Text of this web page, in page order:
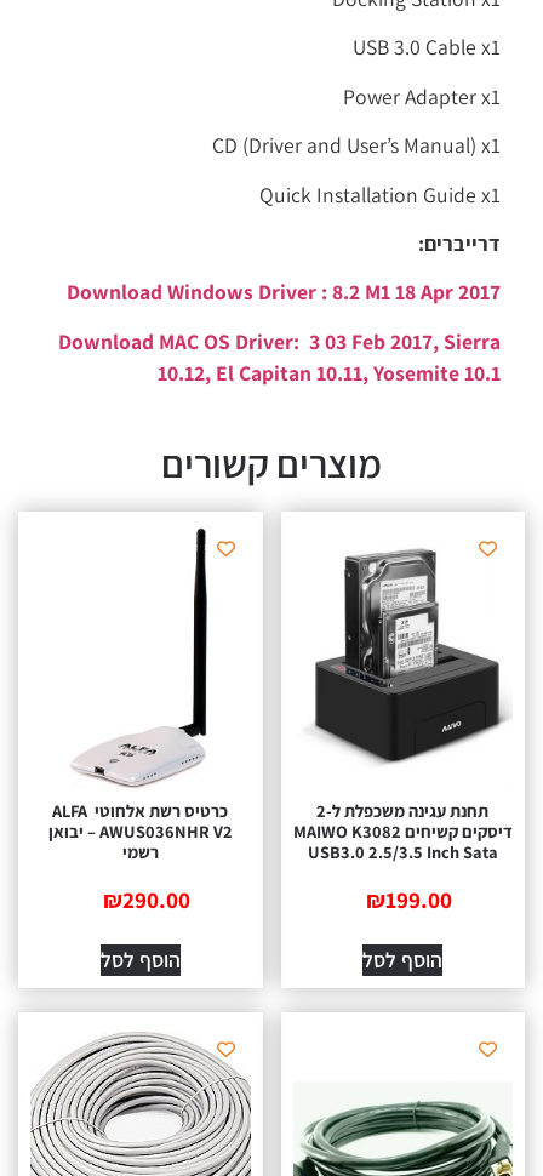
USB 3.0 Cable x1
Power Adapter x1
CD (Driver and User’s Manual) x1
Quick Installation Guide x1
דרייברים:
Download Windows Driver : 8.2 M1 18 Apr 2017
Download MAC OS Driver: 3 03 Feb 2017, Sierra
10.12, El Capitan 10.11, Yosemite 10.1
מוצרים קשורים
תחנת עגינה משכפלת ל-2
דיסקים קשיחים MAIWO K3082
USB3.0 2.5/3.5 Inch Sata
₪199.00
הוסף לסל
כרטיס רשת אלחוטי ALFA
AWUS036NHR V2 – יבואן
רשמי
₪290.00
הוסף לסל